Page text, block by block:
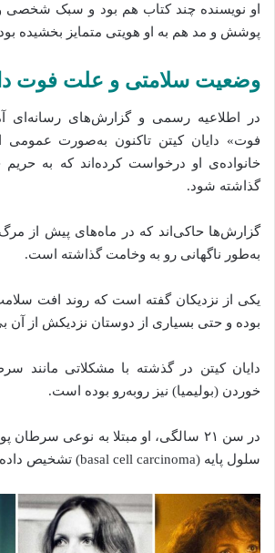
او نویسنده چند کتاب هم بود و سبک شخصی
پوشش و مد هم به او هویتی متمایز بخشیده
وضعیت سلامتی و علت فوت
در اطلاعیه رسمی و گزارش‌های
فوت» دایان کیتن تاکنون به‌صورت عمومی
خانواده‌ی او درخواست کرده‌اند که به
گذاشته شود.
گزارش‌ها حاکی‌اند که در ماه‌های پیش از
به‌طور ناگهانی رو به وخامت گذاشته است.
یکی از نزدیکان گفته‌ است که روند افت
بوده و حتی بسیاری از دوستان نزدیکش از آن
دایان کیتن در گذشته‌ با مشکلاتی مانند
خوردن (بولیمیا) نیز روبه‌رو بوده است.
در سن ۲۱ سالگی، او مبتلا به نوعی
سلول پایه (basal cell carcinoma) تشخیص داده‌ شد.